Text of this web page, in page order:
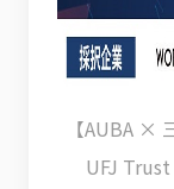
【AUBA ×
UFJ